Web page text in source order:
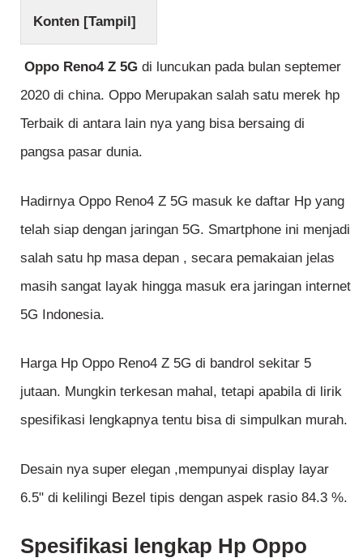
Konten [Tampil]
Oppo Reno4 Z 5G di luncukan pada bulan septemer
2020 di china. Oppo Merupakan salah satu merek hp
Terbaik di antara lain nya yang bisa bersaing di
pangsa pasar dunia.
Hadirnya Oppo Reno4 Z 5G masuk ke daftar Hp yang
telah siap dengan jaringan 5G. Smartphone ini menjadi
salah satu hp masa depan , secara pemakaian jelas
masih sangat layak hingga masuk era jaringan internet
5G Indonesia.
Harga Hp Oppo Reno4 Z 5G di bandrol sekitar 5
jutaan. Mungkin terkesan mahal, tetapi apabila di lirik
spesifikasi lengkapnya tentu bisa di simpulkan murah.
Desain nya super elegan ,mempunyai display layar
6.5" di kelilingi Bezel tipis dengan aspek rasio 84.3 %.
Spesifikasi lengkap Hp Oppo